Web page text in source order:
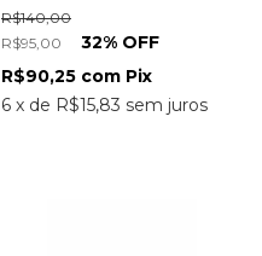
R$95,00
R$140,00
32% OFF
6 x de R$15,83 sem juros
R$90,25 com Pix